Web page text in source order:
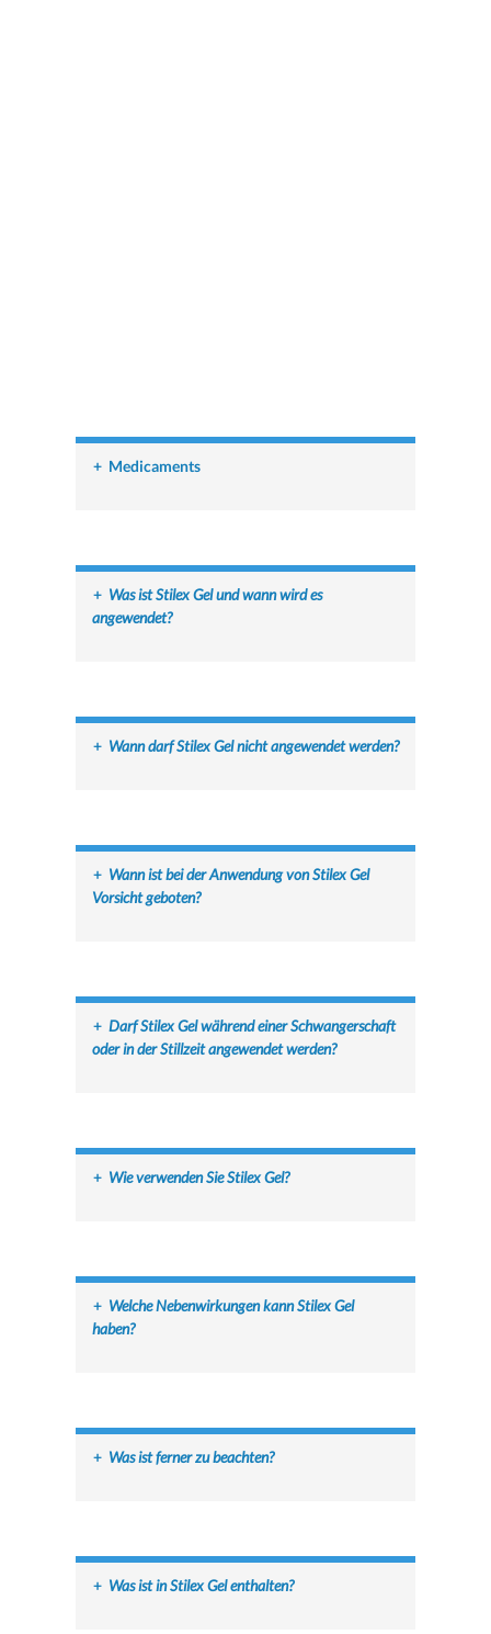
+ Medicaments
+ Was ist Stilex Gel und wann wird es
angewendet?
+ Wann darf Stilex Gel nicht angewendet werden?
+ Wann ist bei der Anwendung von Stilex Gel
Vorsicht geboten?
+ Darf Stilex Gel während einer Schwangerschaft
oder in der Stillzeit angewendet werden?
+ Wie verwenden Sie Stilex Gel?
+ Welche Nebenwirkungen kann Stilex Gel
haben?
+ Was ist ferner zu beachten?
+ Was ist in Stilex Gel enthalten?